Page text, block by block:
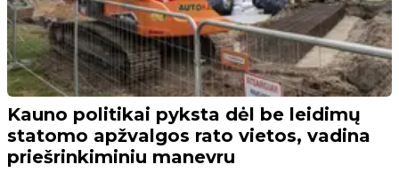
Kauno politikai pyksta dėl be leidimų
statomo apžvalgos rato vietos, vadina
priešrinkiminiu manevru